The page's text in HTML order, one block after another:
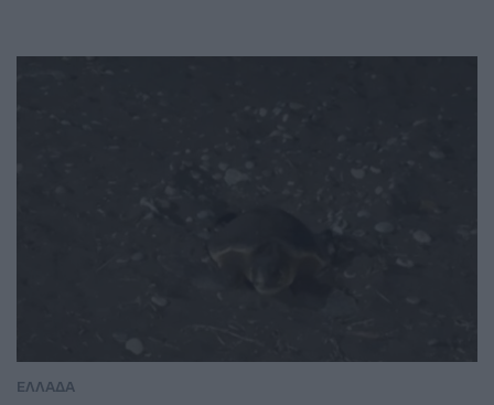
ΕΛΛΑΔΑ